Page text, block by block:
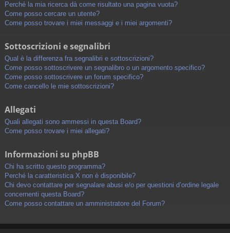
Perché la mia ricerca dà come risultato una pagina vuota?
Come posso cercare un utente?
Come posso trovare i miei messaggi e i miei argomenti?
Sottoscrizioni e segnalibri
Qual è la differenza fra segnalibri e sottoscrizioni?
Come posso sottoscrivere un segnalibro o un argomento specifico?
Come posso sottoscrivere un forum specifico?
Come cancello le mie sottoscrizioni?
Allegati
Quali allegati sono ammessi in questa Board?
Come posso trovare i miei allegati?
Informazioni su phpBB
Chi ha scritto questo programma?
Perché la caratteristica X non è disponibile?
Chi devo contattare per segnalare abusi e/o per questioni d’ordine legale
concernenti questa Board?
Come posso contattare un amministratore del Forum?